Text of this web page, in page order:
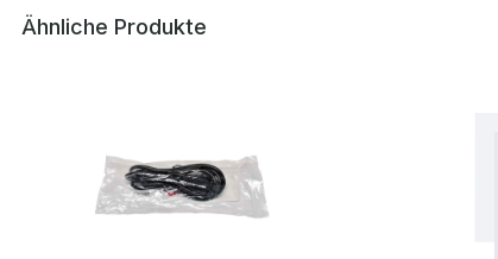
Ähnliche Produkte